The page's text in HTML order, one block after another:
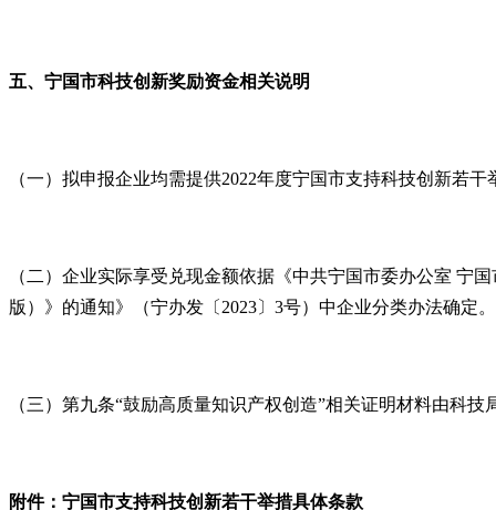
五、宁国市科技创新奖励资金相关说明
（一）拟申报企业均需提供2022年度宁国市支持科技创新若
（二）企业实际享受兑现金额依据《中共宁国市委办公室 宁
版）》的通知》（宁办发〔2023〕3号）中企业分类办法确定。
（三）第九条“鼓励高质量知识产权创造”相关证明材料由科
附件：宁国市支持科技创新若干举措具体条款